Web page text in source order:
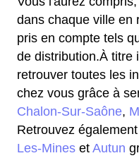
dans chaque ville en
pris en compte tels
de distribution.À titre
retrouver toutes les
chez vous grâce à
Chalon-Sur-Saône,
Retrouvez
Les-Mines et Autun